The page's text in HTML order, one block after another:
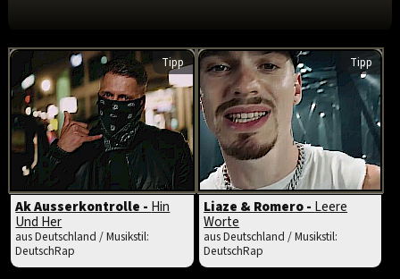
Tipp
Ak Ausserkontrolle - Hin
Und Her
aus Deutschland / Musikstil:
DeutschRap
Tipp
Liaze & Romero - Leere
Worte
aus Deutschland / Musikstil:
DeutschRap